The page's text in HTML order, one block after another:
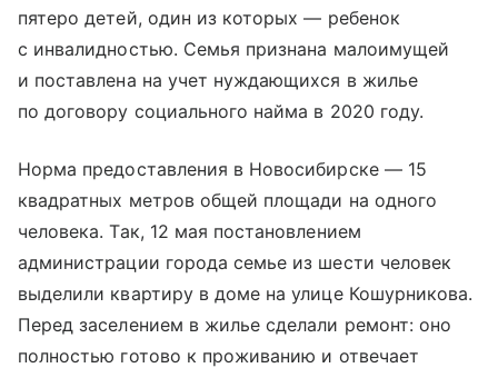
пятеро детей, один из которых — ребенок
с инвалидностью. Семья признана малоимущей
и поставлена на учет нуждающихся в жилье
по договору социального найма в 2020 году.
Норма предоставления в Новосибирске — 15
квадратных метров общей площади на одного
человека. Так, 12 мая постановлением
администрации города семье из шести человек
выделили квартиру в доме на улице Кошурникова.
Перед заселением в жилье сделали ремонт: оно
полностью готово к проживанию и отвечает